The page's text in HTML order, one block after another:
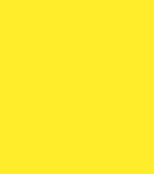
genetica. L’epigenetica suggerisce
sembrare o meno una combinazione
ovuli e del partner del destinatario
può assomigliare molto, assomigliare
o non condividere alcuna
di ovuli, il destinatario dell’uovo o il
destinatario dell’uovo. Quindi, proprio
gravidanze naturali: ci sono troppe
incognite per fare previsioni. Ma è
Adozione vs